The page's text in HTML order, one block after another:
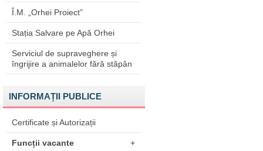
Î.M. „Orhei Proiect”
Stația Salvare pe Apă Orhei
Serviciul de supraveghere și
îngrijire a animalelor fără stăpân
INFORMAȚII PUBLICE
Certificate și Autorizații
Funcții vacante +